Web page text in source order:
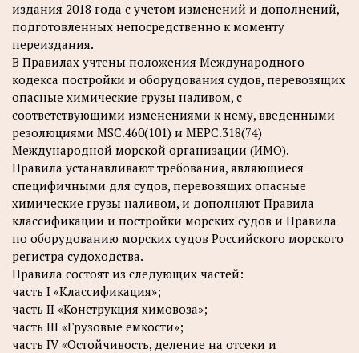
издания 2018 года с учетом изменений и дополнений,
подготовленных непосредственно к моменту
переиздания.
В Правилах учтены положения Международного
кодекса постройки и оборудования судов, перевозящих
опасные химические грузы наливом, с
соответствующими изменениями к нему, введенными
резолюциями MSC.460(101) и МЕРС.318(74)
Международной морской организации (ИМО).
Правила устанавливают требования, являющиеся
специфичными для судов, перевозящих опасные
химические грузы наливом, и дополняют Правила
классификации и постройки морских судов и Правила
по оборудованию морских судов Российского морского
регистра судоходства.
Правила состоят из следующих частей:
часть I «Классификация»;
часть II «Конструкция химовоза»;
часть III «Грузовые емкости»;
часть IV «Остойчивость, деление на отсеки и